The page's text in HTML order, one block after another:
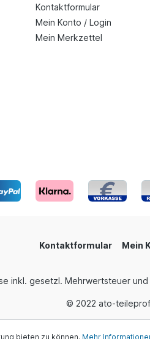
Kontaktformular
Mein Konto / Login
Mein Merkzettel
Kontaktformular Mein
inkl. gesetzl. Mehrwertsteuer
© 2022 ato-
bieten zu können. Mehr